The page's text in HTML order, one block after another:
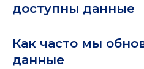
доступны данные
Как часто мы
данные